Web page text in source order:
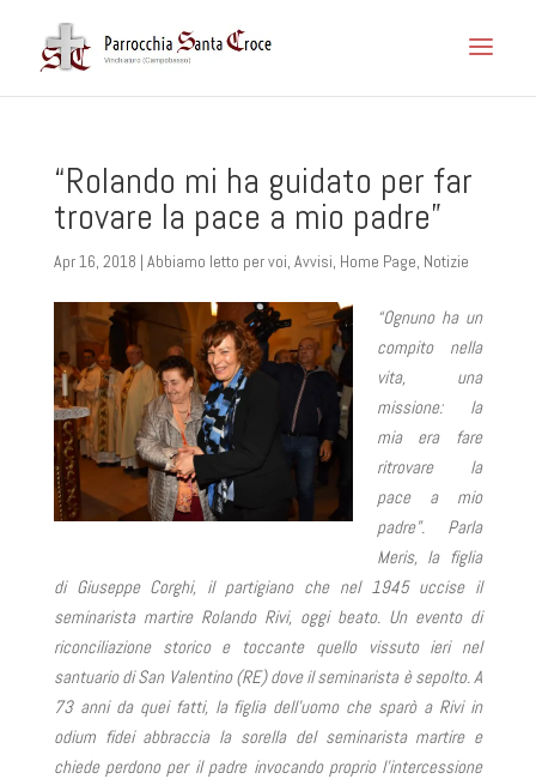
“Rolando mi ha guidato per far
trovare la pace a mio padre”
Apr 16, 2018 | Abbiamo letto per voi, Avvisi, Home Page, Notizie
“Ognuno ha un
compito nella
vita, una
missione: la
mia era fare
ritrovare la
pace a mio
padre”. Parla
Meris, la figlia
di Giuseppe Corghi, il partigiano che nel 1945 uccise il
seminarista martire Rolando Rivi, oggi beato. Un evento di
riconciliazione storico e toccante quello vissuto ieri nel
santuario di San Valentino (RE) dove il seminarista è sepolto. A
73 anni da quei fatti, la figlia dell’uomo che sparò a Rivi in
odium fidei abbraccia la sorella del seminarista martire e
chiede perdono per il padre invocando proprio l’intercessione